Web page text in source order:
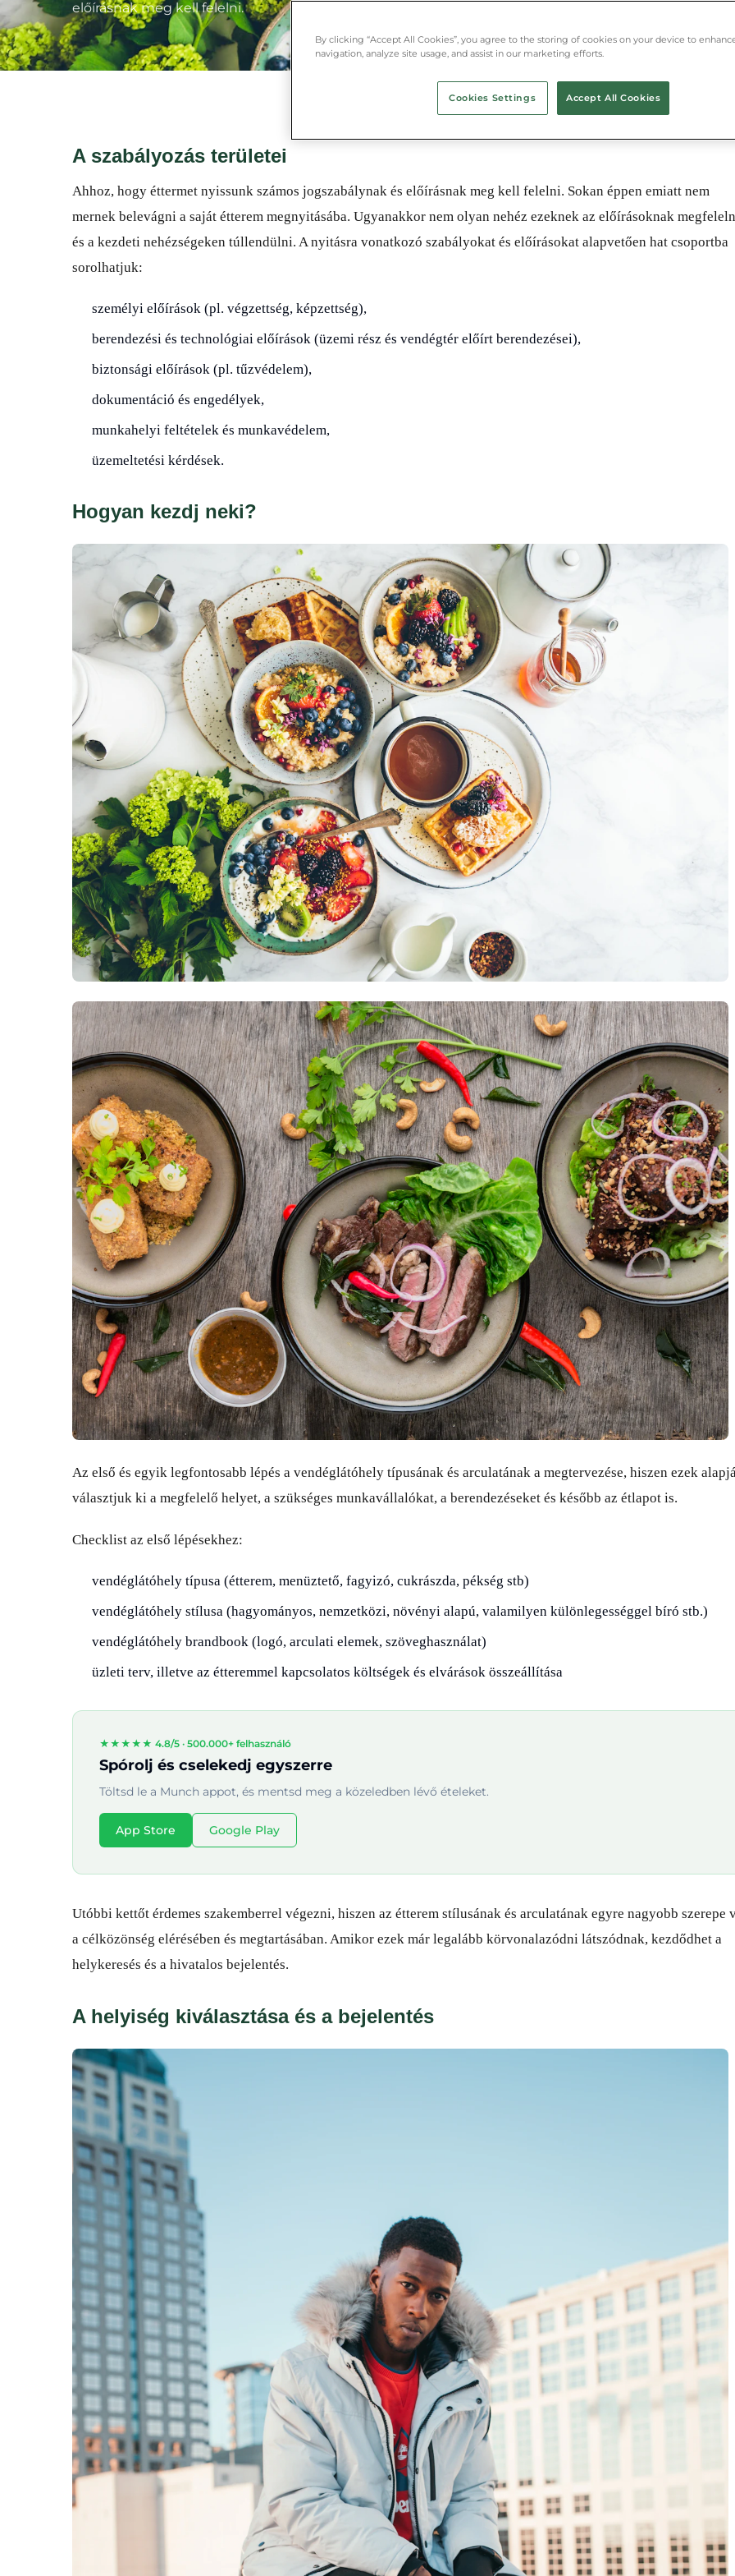
előírásnak meg kell felelni.
A szabályozás területei
Ahhoz, hogy éttermet nyissunk számos jogszabálynak és előírásnak meg kell felelni. Sokan éppen emiatt nem
mernek belevágni a saját étterem megnyitásába. Ugyanakkor nem olyan nehéz ezeknek az előírásoknak
és a kezdeti nehézségeken túllendülni. A nyitásra vonatkozó szabályokat és előírásokat alapvetően hat csoportba
sorolhatjuk:
személyi előírások (pl. végzettség, képzettség),
berendezési és technológiai előírások (üzemi rész és vendégtér előírt berendezései),
biztonsági előírások (pl. tűzvédelem),
dokumentáció és engedélyek,
munkahelyi feltételek és munkavédelem,
üzemeltetési kérdések.
Hogyan kezdj neki?
Az első és egyik legfontosabb lépés a vendéglátóhely típusának és arculatának a megtervezése, hiszen ezek
választjuk ki a megfelelő helyet, a szükséges munkavállalókat, a berendezéseket és később az étlapot is.
Checklist az első lépésekhez:
vendéglátóhely típusa (étterem, menüztető, fagyizó, cukrászda, pékség stb)
vendéglátóhely stílusa (hagyományos, nemzetközi, növényi alapú, valamilyen különlegességgel bíró stb.)
vendéglátóhely brandbook (logó, arculati elemek, szöveghasználat)
üzleti terv, illetve az étteremmel kapcsolatos költségek és elvárások összeállítása
★★★★★ 4.8/5 · 500.000+ felhasználó
Spórolj és cselekedj egyszerre
Töltsd le a Munch appot, és mentsd meg a közeledben lévő ételeket.
App Store Google Play
Utóbbi kettőt érdemes szakemberrel végezni, hiszen az étterem stílusának és arculatának egyre nagyobb szerepe
a célközönség elérésében és megtartásában. Amikor ezek már legalább körvonalazódni látszódnak, kezdődhet a
helykeresés és a hivatalos bejelentés.
A helyiség kiválasztása és a bejelentés
By clicking “Accept All Cookies”, you agree to the storing of cookies on your device to
navigation, analyze site usage, and assist in our marketing efforts.
Cookies Settings Accept All Cookies